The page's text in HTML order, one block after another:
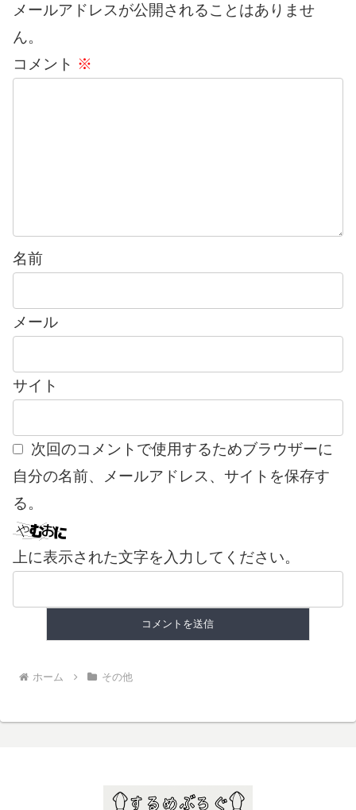
メールアドレスが公開されることはありませ
ん。
コメント ※
名前
メール
サイト
次回のコメントで使用するためブラウザーに
自分の名前、メールアドレス、サイトを保存す
る。
上に表示された文字を入力してください。
ホーム その他